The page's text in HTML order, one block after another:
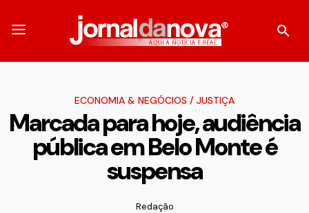
ECONOMIA & NEGÓCIOS / JUSTIÇA
Marcada para hoje, audiência
pública em Belo Monte é
suspensa
Redação